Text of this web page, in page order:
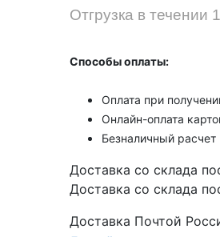
Отгрузка в течении
Способы оплаты:
Оплата при
Онлайн-оплата
Безналичный расчет
Доставка со склада
Доставка со склада
Доставка Почтой